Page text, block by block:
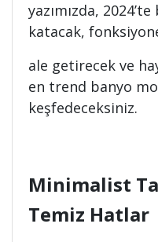
yazımızda,
katacak,
ale getirecek ve
en trend banyo
keşfedeceksiniz.
Minimalist
Temiz Hatlar